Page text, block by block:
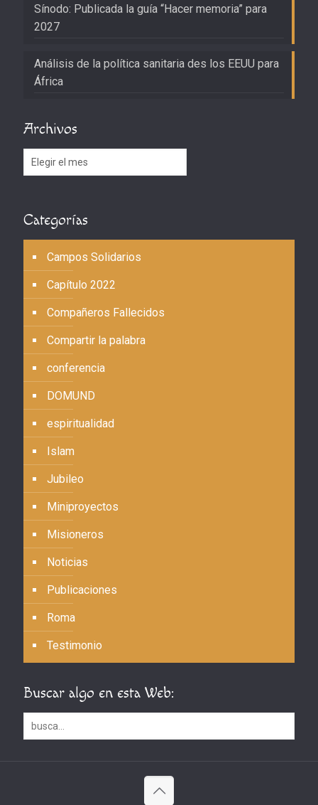
Sínodo: Publicada la guía “Hacer memoria” para
2027
Análisis de la política sanitaria des los EEUU para
África
Archivos
Archivos
Categorías
Campos Solidarios
Capítulo 2022
Compañeros Fallecidos
Compartir la palabra
conferencia
DOMUND
espiritualidad
Islam
Jubileo
Miniproyectos
Misioneros
Noticias
Publicaciones
Roma
Testimonio
Buscar algo en esta Web: